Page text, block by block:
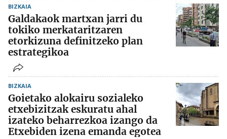
BIZKAIA
Galdakaok martxan jarri du
tokiko merkataritzaren
etorkizuna definitzeko plan
estrategikoa
BIZKAIA
Goietako alokairu sozialeko
etxebizitzak eskuratu ahal
izateko beharrezkoa izango da
Etxebiden izena emanda egotea